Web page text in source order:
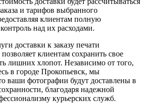
и тарифов выбранного
клиентам полную
над их расходами.
доставки к заказу печати
клиентам сохранить свое
лишних хлопот. Независимо от того,
в городе Прокопьевск, мы
ваши фотографии будут доставлены в
благодаря надежной
курьерских служб.